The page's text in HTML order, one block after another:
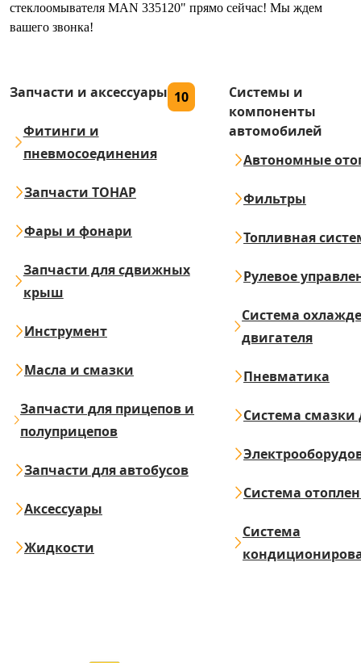
стеклоомывателя MAN 335120" прямо сейчас! Мы ждем
вашего звонка!
Запчасти и аксессуары 10
Фитинги и
пневмосоединения
Запчасти ТОНАР
Фары и фонари
Запчасти для сдвижных
крыш
Инструмент
Масла и смазки
Запчасти для прицепов и
полуприцепов
Запчасти для автобусов
Аксессуары
Жидкости
Системы и
компоненты
автомобилей
Автономные
Фильтры
Топливная
Рулевое
Система
двигателя
Пневматика
Система смазки
Система
Система